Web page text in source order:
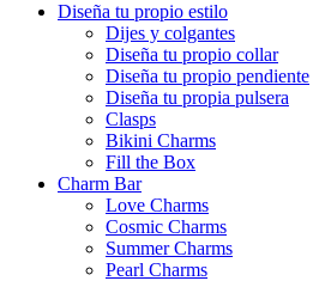
Diseña tu propio estilo
Dijes y colgantes
Diseña tu propio collar
Diseña tu propio pendiente
Diseña tu propia pulsera
Clasps
Bikini Charms
Fill the Box
Charm Bar
Love Charms
Cosmic Charms
Summer Charms
Pearl Charms